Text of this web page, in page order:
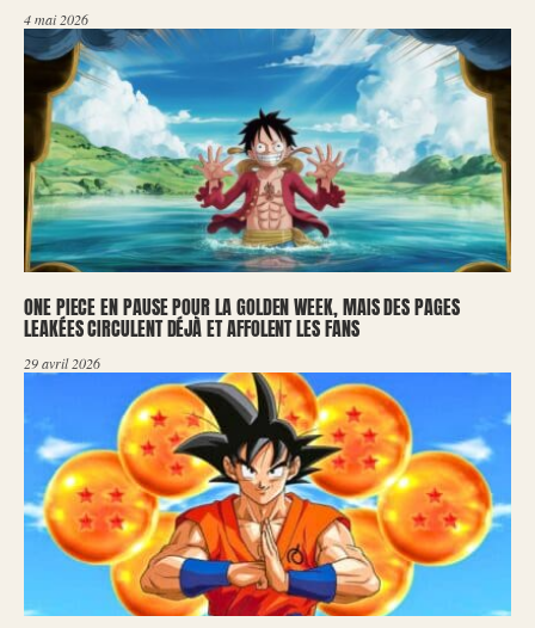
4 mai 2026
ONE PIECE EN PAUSE POUR LA GOLDEN WEEK, MAIS DES PAGES
LEAKÉES CIRCULENT DÉJÀ ET AFFOLENT LES FANS
29 avril 2026